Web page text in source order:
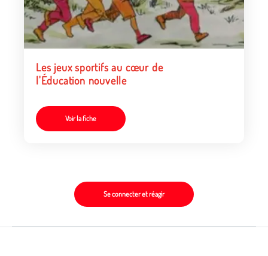
Les jeux sportifs au cœur de
l'Éducation nouvelle
Voir la fiche
Se connecter et réagir